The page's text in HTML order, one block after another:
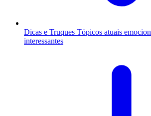
Dicas e Truques Tópicos atuais
interessantes